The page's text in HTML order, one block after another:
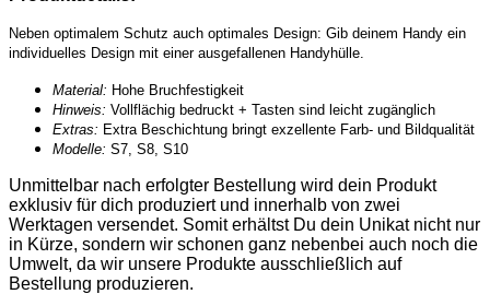
Neben optimalem Schutz auch optimales Design: Gib deinem Handy ein
individuelles Design mit einer ausgefallenen Handyhülle.
Material: Hohe Bruchfestigkeit
Hinweis: Vollflächig bedruckt + Tasten sind leicht zugänglich
Extras: Extra Beschichtung bringt exzellente Farb- und Bildqualität
Modelle: S7, S8, S10
Unmittelbar nach erfolgter Bestellung wird dein Produkt
exklusiv für dich produziert und innerhalb von zwei
Werktagen versendet. Somit erhältst Du dein Unikat nicht nur
in Kürze, sondern wir schonen ganz nebenbei auch noch die
Umwelt, da wir unsere Produkte ausschließlich auf
Bestellung produzieren.